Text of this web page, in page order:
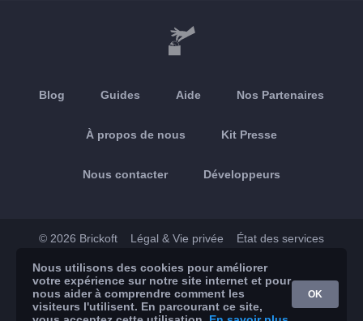
Blog Guides Aide Nos Partenaires
À propos de nous Kit Presse
Nous contacter Développeurs
© 2026 Brickoft Légal & Vie privée État des services
App Store Google Play
Nous utilisons des cookies pour améliorer
votre expérience sur notre site internet et pour
nous aider à comprendre comment les
visiteurs l'utilisent. En parcourant ce site,
OK